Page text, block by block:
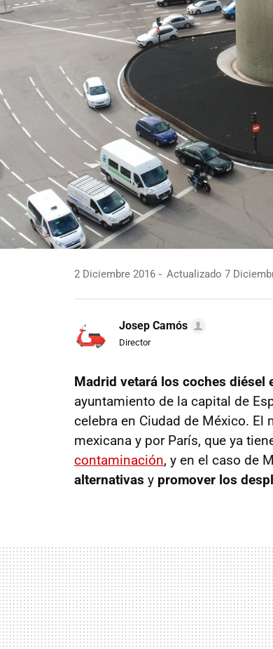
2 Diciembre 2016 Actualizado 7
Josep Camós
Director
Madrid vetará los coches diésel
ayuntamiento de la capital de
celebra en Ciudad de México.
mexicana y por París, que ya
contaminación, y en el caso de
alternativas y promover los